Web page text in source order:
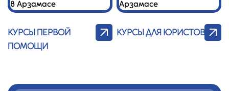
КУРСЫ ПЕРВОЙ
ПОМОЩИ
КУРСЫ ДЛЯ ЮРИСТОВ